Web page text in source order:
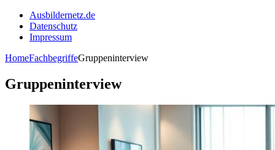
Ausbildernetz.de
Datenschutz
Impressum
HomeFachbegriffeGruppeninterview
Gruppeninterview